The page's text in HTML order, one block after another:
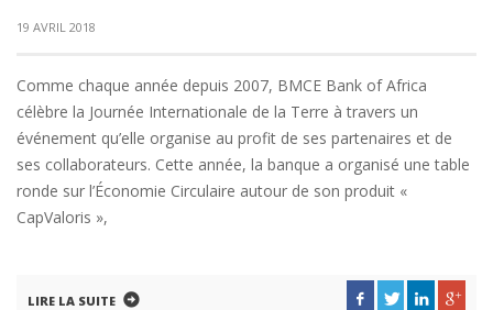
19 AVRIL 2018
Comme chaque année depuis 2007, BMCE Bank of Africa
célèbre la Journée Internationale de la Terre à travers un
événement qu’elle organise au profit de ses partenaires et de
ses collaborateurs. Cette année, la banque a organisé une table
ronde sur l’Économie Circulaire autour de son produit «
CapValoris »,
LIRE LA SUITE